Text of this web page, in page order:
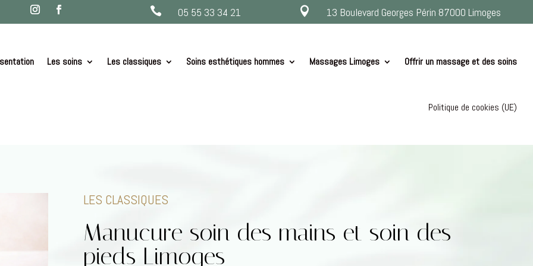
 05 55 33 34 21  13 Boulevard Georges Périn 87000 Limoges
Les soins Les classiques Soins esthétiques hommes Massages Limoges Offrir un massage et des soins
Politique de cookies (UE)
LES CLASSIQUES
Manucure soin des mains et soin des
pieds Limoges